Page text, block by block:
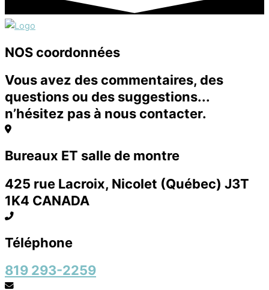
NOS coordonnées
Vous avez des commentaires, des
questions ou des suggestions...
n’hésitez pas à nous contacter.
Bureaux ET salle de montre
425 rue Lacroix, Nicolet (Québec) J3T
1K4 CANADA
Téléphone
819 293-2259